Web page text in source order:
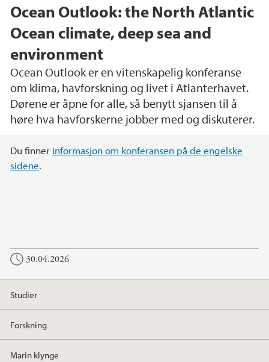
Ocean Outlook: the North Atlantic
Ocean climate, deep sea and
environment
Ocean Outlook er en vitenskapelig konferanse
om klima, havforskning og livet i Atlanterhavet.
Dørene er åpne for alle, så benytt sjansen til å
høre hva havforskerne jobber med og diskuterer.
Hovedinnhold
Du finner informasjon om konferansen på de engelske
sidene.
30.04.2026
Studier
Forskning
Marin klynge